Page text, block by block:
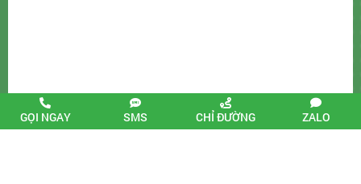
GỌI NGAY SMS CHỈ ĐƯỜNG ZALO